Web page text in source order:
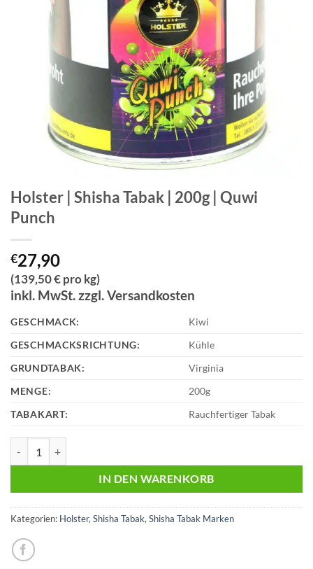
Holster | Shisha Tabak | 200g | Quwi
Punch
€27,90
(139,50 € pro kg)
inkl. MwSt. zzgl. Versandkosten
GESCHMACK:
Kiwi
GESCHMACKSRICHTUNG:
Kühle
GRUNDTABAK:
Virginia
MENGE:
200g
TABAKART:
Rauchfertiger Tabak
IN DEN WARENKORB
Kategorien: Holster, Shisha Tabak, Shisha Tabak Marken